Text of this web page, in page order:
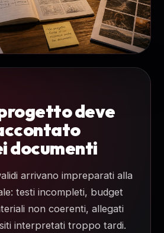
deve
documenti
arrivano impreparati alla
testi incompleti, budget
non coerenti, allegati
interpretati troppo tardi.